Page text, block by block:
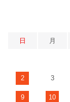
日 月
2 3
9 10